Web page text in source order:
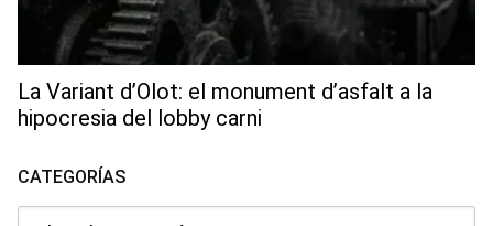
La Variant d’Olot: el monument d’asfalt a la
hipocresia del lobby carni
CATEGORÍAS